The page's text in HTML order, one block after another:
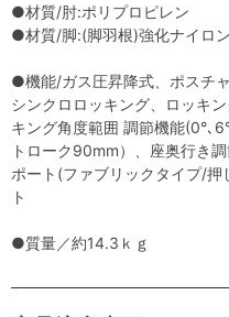
●材質/肘:ポリプロピレン
●材質/脚:(脚羽根)強化ナイロ
●機能/ガス圧昇降式、ポスチ
シンクロロッキング、ロッキ
キング角度範囲 調節機能(0°､
トローク90mm）、座奥行き
ポート(ファブリックタイプ/
ト
●質量／約14.3ｋｇ